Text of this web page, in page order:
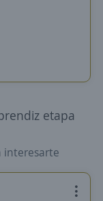
etapa
interesarte